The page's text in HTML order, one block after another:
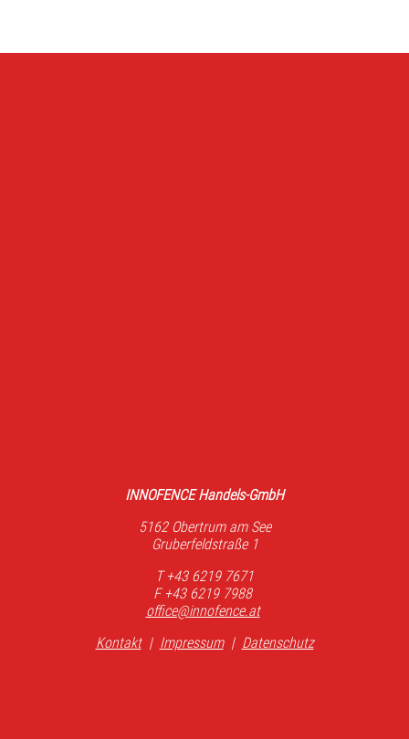
INNOFENCE Handels-GmbH
5162 Obertrum am See
Gruberfeldstraße 1
T +43 6219 7671
F +43 6219 7988
office@innofence.at
Kontakt | Impressum | Datenschutz